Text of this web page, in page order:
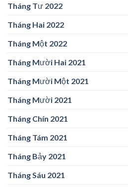
Tháng Tư 2022
Tháng Hai 2022
Tháng Một 2022
Tháng Mười Hai 2021
Tháng Mười Một 2021
Tháng Mười 2021
Tháng Chín 2021
Tháng Tám 2021
Tháng Bảy 2021
Tháng Sáu 2021